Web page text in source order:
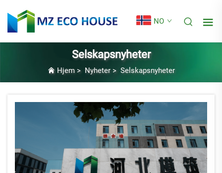
NO
Selskapsnyheter
Hjem> Nyheter> Selskapsnyheter